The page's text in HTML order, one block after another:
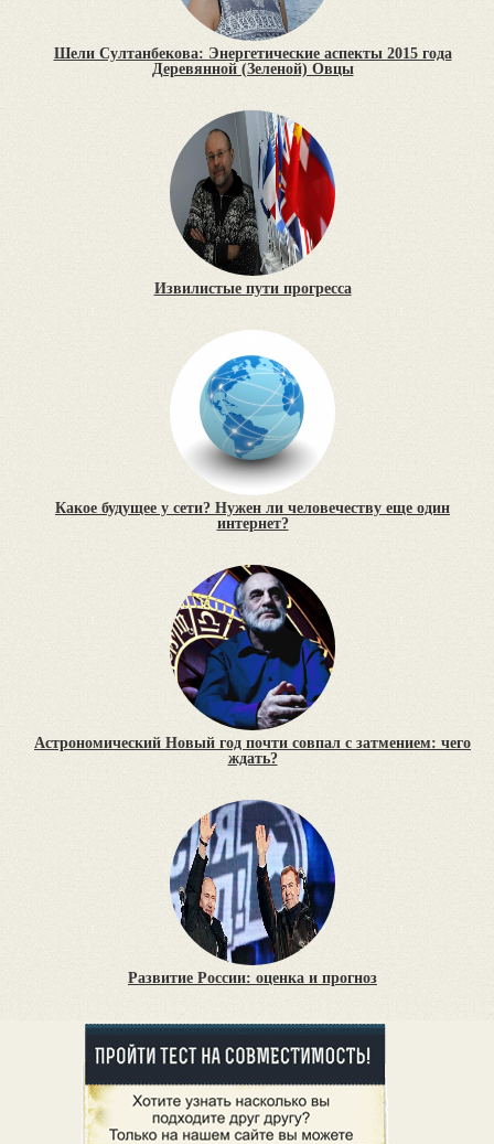
Шели Султанбекова: Энергетические аспекты 2015 года
Деревянной (Зеленой) Овцы
Извилистые пути прогресса
Какое будущее у сети? Нужен ли человечеству еще один
интернет?
Астрономический Новый год почти совпал с затмением: чего
ждать?
Развитие России: оценка и прогноз